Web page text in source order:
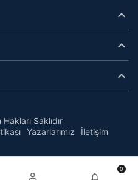
Saklıdır
Yazarlarımız İletişim
0